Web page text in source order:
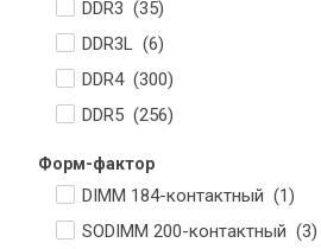
DDR3 (35)
DDR3L (6)
DDR4 (300)
DDR5 (256)
Форм-фактор
DIMM 184-контактный (1)
SODIMM 200-контактный (3)